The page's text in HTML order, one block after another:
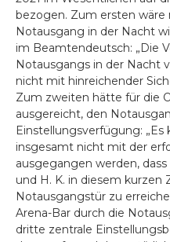
bezogen. Zum ersten wäre
Notausgang in der Nacht
im Beamtendeutsch: „Die
Notausgangs in der Nacht
nicht mit hinreichender
Zum zweiten hätte für die
ausgereicht, den
Einstellungsverfügung:
insgesamt nicht mit der
ausgegangen werden,
und H. K. in diesem kurzen
Notausgangstür zu
Arena-Bar durch die
dritte zentrale